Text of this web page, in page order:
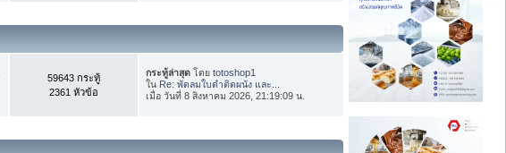
59643 กระทู้
2361 หัวข้อ
กระทู้ล่าสุด โดยtotoshop1
ใน Re: พัดลมใบดำติดผนัง และ...
เมื่อ วันที่ 8 สิงหาคม 2026, 21:19:09 น.